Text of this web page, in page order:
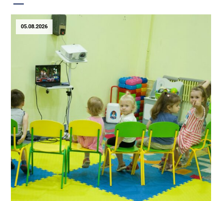
05.08.2026